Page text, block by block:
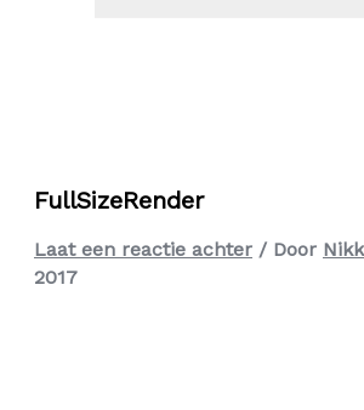
FullSizeRender
Laat een reactie achter / Door
2017